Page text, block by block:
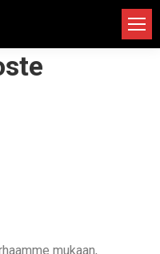
mukaan,